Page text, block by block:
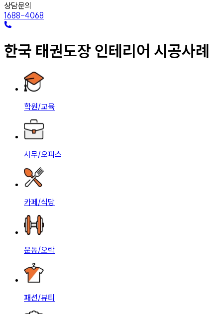
상담문의
1688-4068
한국 태권도장 인테리어 시공사례
학원/교육
사무/오피스
카페/식당
운동/오락
패션/뷰티